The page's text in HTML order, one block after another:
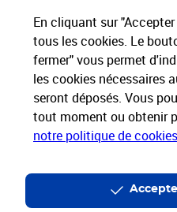
En cliquant sur
tous les cookies. Le
fermer" vous permet
les cookies nécessaires
seront déposés. Vous
tout moment ou obtenir
notre politique de cookies
Applications La Poste
Nos Services